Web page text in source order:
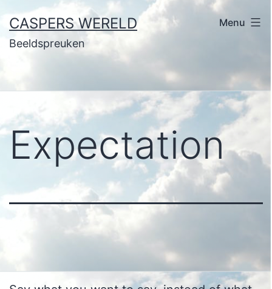
naar
de
CASPERS WERELD
Beeldspreuken
Menu
Expectation